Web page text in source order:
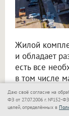
Жилой
и обладает
есть все
в том числе
и
современные
бассейны и
Даю своё согласие на
ФЗ от 27.07.2006 г. №152-
целей, определённых в